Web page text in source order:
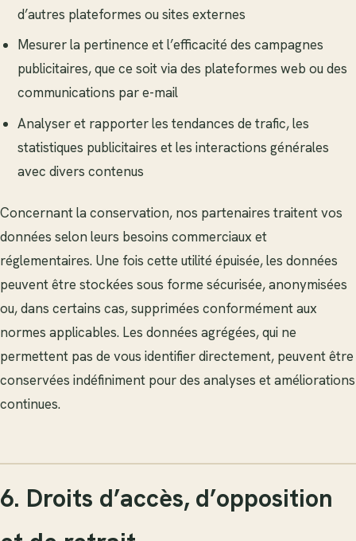
d’autres plateformes ou sites externes
Mesurer la pertinence et l’efficacité des campagnes
publicitaires, que ce soit via des plateformes web ou des
communications par e-mail
Analyser et rapporter les tendances de trafic, les
statistiques publicitaires et les interactions générales
avec divers contenus
Concernant la conservation, nos partenaires traitent vos
données selon leurs besoins commerciaux et
réglementaires. Une fois cette utilité épuisée, les données
peuvent être stockées sous forme sécurisée, anonymisées
ou, dans certains cas, supprimées conformément aux
normes applicables. Les données agrégées, qui ne
permettent pas de vous identifier directement, peuvent être
conservées indéfiniment pour des analyses et améliorations
continues.
6. Droits d’accès, d’opposition